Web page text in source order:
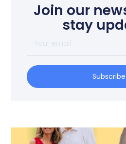
Join our
stay
Subscribe